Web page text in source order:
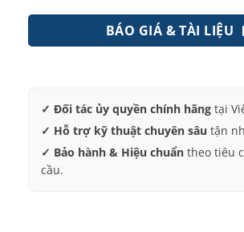
Có thể xử lý trong môi trường chân
BÁO GIÁ & TÀI LIỆU
✓ Đối tác ủy quyền chính hãng tại
✓ Hỗ trợ kỹ thuật chuyên sâu tận
✓ Bảo hành & Hiệu chuẩn theo tiêu
cầu.